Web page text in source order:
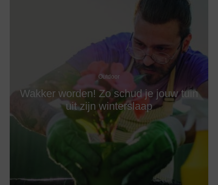
Outdoor
Wakker worden! Zo schud je jouw tuin
uit zijn winterslaap